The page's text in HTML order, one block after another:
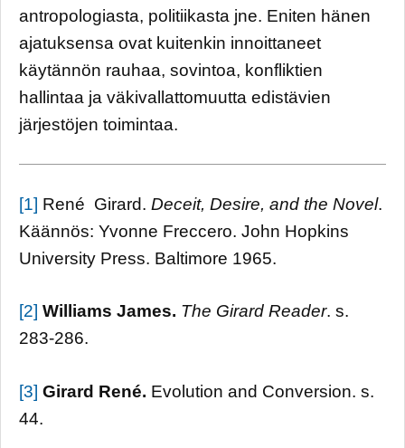
antropologiasta, politiikasta jne. Eniten hänen
ajatuksensa ovat kuitenkin innoittaneet
käytännön rauhaa, sovintoa, konfliktien
hallintaa ja väkivallattomuutta edistävien
järjestöjen toimintaa.
[1] René Girard. Deceit, Desire, and the Novel.
Käännös: Yvonne Freccero. John Hopkins
University Press. Baltimore 1965.
[2] Williams James. The Girard Reader. s.
283-286.
[3] Girard René. Evolution and Conversion. s.
44.